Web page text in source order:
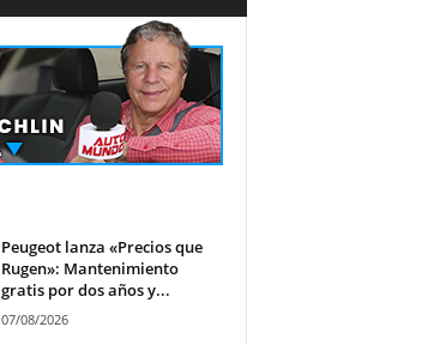
Peugeot lanza «Precios que
Rugen»: Mantenimiento
gratis por dos años y...
07/08/2026